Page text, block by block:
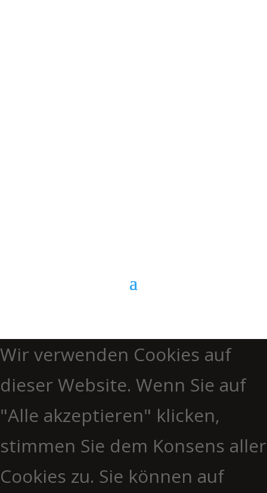
Wir verwenden Cookies auf
dieser Website. Wenn Sie auf
"Alle akzeptieren" klicken,
stimmen Sie dem Konsens aller
Cookies zu. Sie können auf